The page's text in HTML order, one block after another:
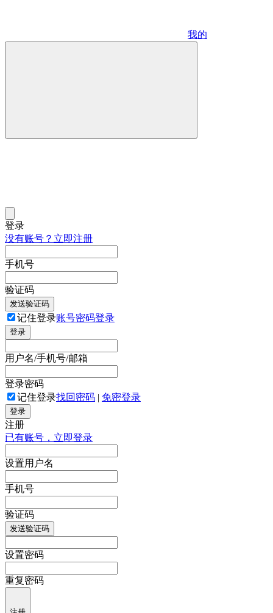
我的
登录
没有账号？立即注册
手机号
验证码
发送验证码
记住登录账号密码登录
登录
用户名/手机号/邮箱
登录密码
记住登录找回密码 | 免密登录
登录
注册
已有账号，立即登录
设置用户名
手机号
验证码
发送验证码
设置密码
重复密码